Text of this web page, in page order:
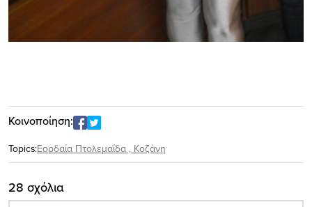
Κοινοποίηση:
Topics:Εορδαία Πτολεμαΐδα , Κοζάνη
28 σχόλια